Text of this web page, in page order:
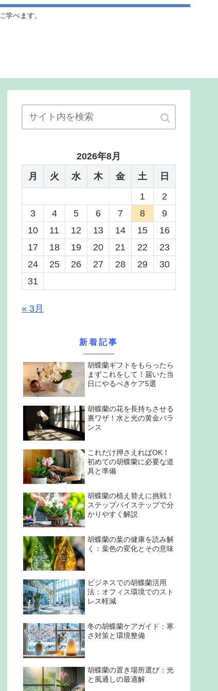
べます。
2026年8月
月
火 水 木 金 土
日
1
2
3
4 5 6 7 8
9
10
11 12 13 14 15
16
17
18 19 20 21 22
23
24
25 26 27 28 29
30
31
« 3月
新着記事
胡蝶蘭ギフトをもらったら
まずこれをして！届いた当
日にやるべきケア5選
胡蝶蘭の花を長持ちさせる
裏ワザ！水と光の黄金バラ
ンス
これだけ押さえればOK！
初めての胡蝶蘭に必要な道
具と準備
胡蝶蘭の植え替えに挑戦！
ステップバイステップで分
かりやすく解説
胡蝶蘭の葉の健康を読み解
く：葉色の変化とその意味
ビジネスでの胡蝶蘭活用
法：オフィス環境でのスト
レス軽減
冬の胡蝶蘭ケアガイド：寒
さ対策と環境整備
胡蝶蘭の置き場所選び：光
と風通しの最適解